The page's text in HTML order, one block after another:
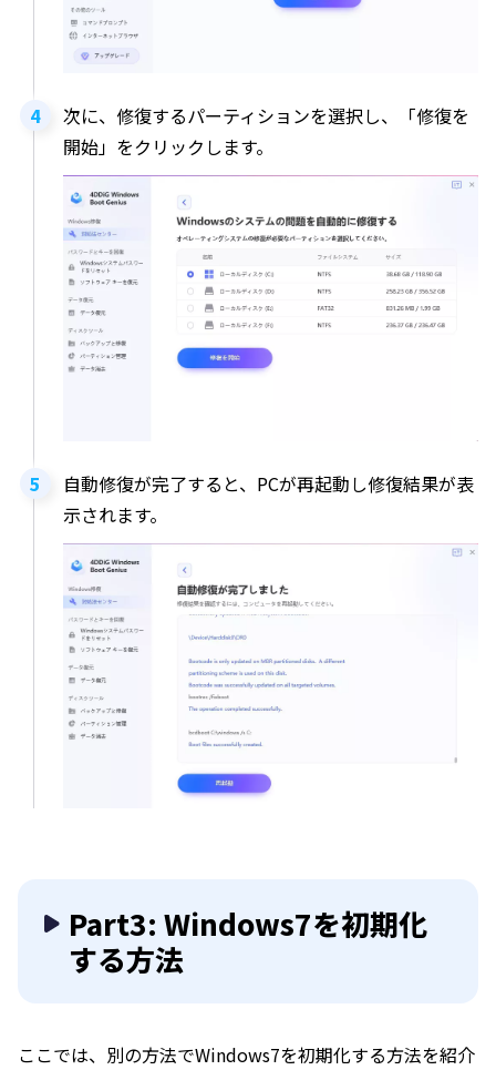
次に、修復するパーティションを選択し、「修復を
開始」をクリックします。
自動修復が完了すると、PCが再起動し修復結果が表
示されます。
Part3: Windows7を初期化
する方法
ここでは、別の方法でWindows7を初期化する方法を紹介